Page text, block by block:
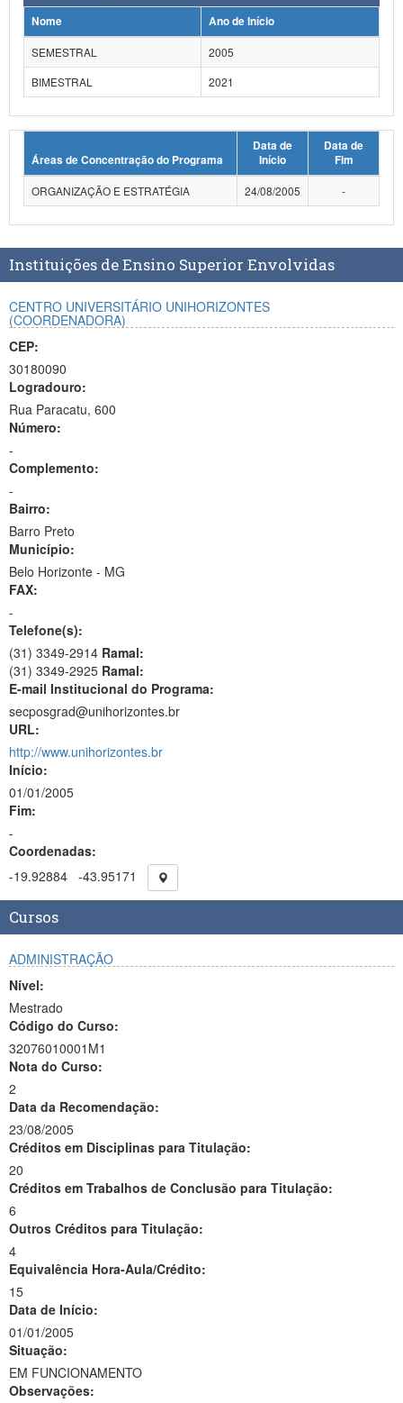
Secretaria-Geral
Gabinete de Segurança Institucional
Advocacia-Geral da União
Planalto
Nome
Ano de Início
SEMESTRAL
2005
BIMESTRAL
2021
Áreas de Concentração do Programa
Data de
Início
Data de
Fim
ORGANIZAÇÃO E ESTRATÉGIA
24/08/2005 -
Instituições de Ensino Superior Envolvidas
CENTRO UNIVERSITÁRIO UNIHORIZONTES
(COORDENADORA)
CEP:
30180090
Logradouro:
Rua Paracatu, 600
Número:
-
Complemento:
-
Bairro:
Barro Preto
Município:
Belo Horizonte - MG
FAX:
-
Telefone(s):
(31) 3349-2914 Ramal:
(31) 3349-2925 Ramal:
E-mail Institucional do Programa:
secposgrad@unihorizontes.br
URL:
http://www.unihorizontes.br
Início:
01/01/2005
Fim:
-
Coordenadas:
-19.92884 -43.95171
Cursos
ADMINISTRAÇÃO
Nível:
Mestrado
Código do Curso:
32076010001M1
Nota do Curso:
2
Data da Recomendação:
23/08/2005
Créditos em Disciplinas para Titulação:
20
Créditos em Trabalhos de Conclusão para Titulação:
6
Outros Créditos para Titulação:
4
Equivalência Hora-Aula/Crédito:
15
Data de Início:
01/01/2005
Situação:
EM FUNCIONAMENTO
Observações: